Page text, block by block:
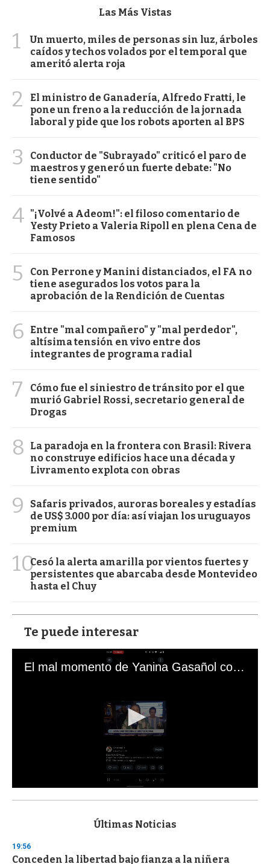
Las Más Vistas
1
Un muerto, miles de personas sin luz, árboles
caídos y techos volados por el temporal que
ameritó alerta roja
2
El ministro de Ganadería, Alfredo Fratti, le
pone un freno a la reducción de la jornada
laboral y pide que los robots aporten al BPS
3
Conductor de "Subrayado" criticó el paro de
maestros y generó un fuerte debate: "No
tiene sentido"
4 "¡Volvé a Adeom!": el filoso comentario de
Yesty Prieto a Valeria Ripoll en plena Cena de
Famosos
5
Con Perrone y Manini distanciados, el FA no
tiene asegurados los votos para la
aprobación de la Rendición de Cuentas
6
Entre "mal compañero" y "mal perdedor",
altísima tensión en vivo entre dos
integrantes de programa radial
7
Cómo fue el siniestro de tránsito por el que
murió Gabriel Rossi, secretario general de
Drogas
8
La paradoja en la frontera con Brasil: Rivera
no construye edificios hace una década y
Livramento explota con obras
9
Safaris privados, auroras boreales y estadías
de US$ 3.000 por día: así viajan los uruguayos
premium
10Cesó la alerta amarilla por vientos fuertes y
persistentes que abarcaba desde Montevideo
hasta el Chuy
Te puede interesar
El mal momento de Yanina Gasañol con un hincha argentino en "Subrayado"
s
d
s
Últimas Noticias
19:56
Conceden la libertad bajo fianza a la niñera